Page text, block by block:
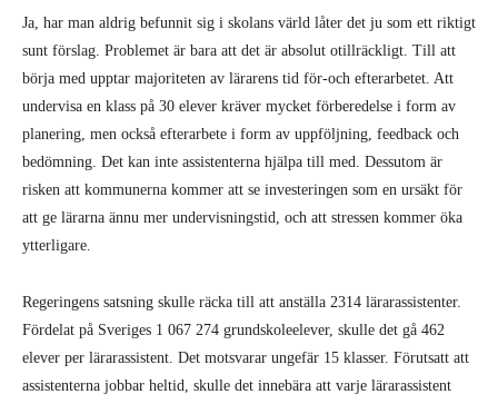
Ja, har man aldrig befunnit sig i sko­lans värld låter det ju som ett riktigt
sunt förslag. Problemet är bara att det är absolut otillräckligt. Till att
börja med upptar majoriteten av lärarens tid för-och efterarbetet. Att
undervisa en klass på 30 elever kräver mycket förberedelse i form av
planering, men också efterar­bete i form av uppföljning, feedback och
bedömning. Det kan inte assistenterna hjälpa till med. Dessutom är
risken att kommunerna kommer att se investe­ringen som en ursäkt för
att ge lärarna ännu mer undervisningstid, och att stres­sen kommer öka
ytterligare.
Regeringens satsning skulle räcka till att anställa 2314 lärarassistenter.
Fördelat på Sveriges 1 067 274 grundskoleelever, skulle det gå 462
elever per lärarassistent. Det motsvarar ungefär 15 klasser. Förut­satt att
assistenterna jobbar heltid, skulle det innebära att varje lärarassistent